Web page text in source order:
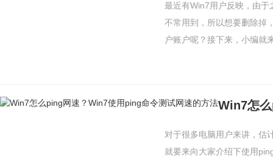
最近有Win7用户反映，由
不常用到，所以想要删除掉
户账户呢？接下来，小编就
对于很多电脑用户来讲，估
就要来向大家介绍下使用